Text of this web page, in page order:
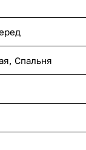
, Спальня